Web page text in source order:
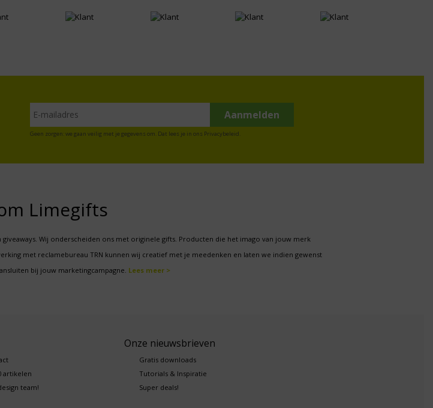
Geen zorgen: we gaan veilig met je gegevens om. Dat lees je in ons Privacybeleid
Limegifts
Wij onderscheiden ons met originele gifts. Producten die het imago van jouw merk
met reclamebureau TRN kunnen wij creatief met je meedenken en laten we indien gewenst
bij jouw marketingcampagne. Lees meer >
artikelen
team!
Onze nieuwsbrieven
Gratis downloads
Tutorials & Inspiratie
Super deals!